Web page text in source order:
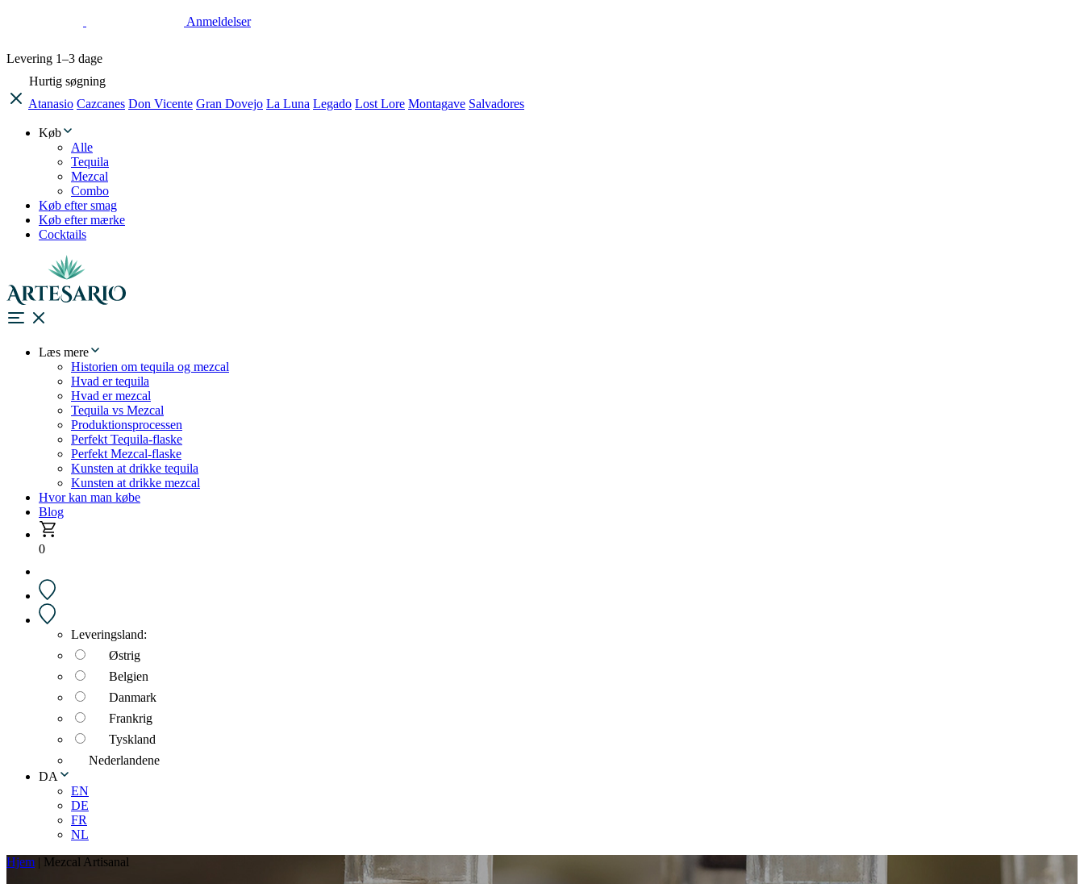
Anmeldelser
Levering 1–3 dage
Hurtig søgning
Atanasio Cazcanes Don Vicente Gran Dovejo La Luna Legado Lost Lore Montagave Salvadores
Køb
Alle
Tequila
Mezcal
Combo
Køb efter smag
Køb efter mærke
Cocktails
Læs mere
Historien om tequila og mezcal
Hvad er tequila
Hvad er mezcal
Tequila vs Mezcal
Produktionsprocessen
Perfekt Tequila-flaske
Perfekt Mezcal-flaske
Kunsten at drikke tequila
Kunsten at drikke mezcal
Hvor kan man købe
Blog
0
Leveringsland:
Østrig
Belgien
Danmark
Frankrig
Tyskland
Nederlandene
DA
EN
DE
FR
NL
Hjem | Mezcal Artisanal